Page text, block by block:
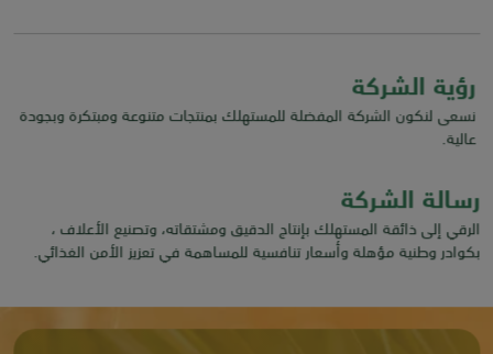
رؤية الشركة
نسعى لنكون الشركة المفضلة للمستهلك بمنتجات متنوعة ومبتكرة وبجودة
عالية.
رسالة الشركة
الرقي إلى ذائقة المستهلك بإنتاج الدقيق ومشتقاته، وتصنيع الأعلاف ،
بكوادر وطنية مؤهلة وأسعار تنافسية للمساهمة في تعزيز الأمن الغذائي.